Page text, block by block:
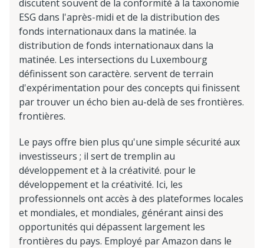
discutent souvent de la conformité à la taxonomie
ESG dans l'après-midi et de la distribution des
fonds internationaux dans la matinée. la
distribution de fonds internationaux dans la
matinée. Les intersections du Luxembourg
définissent son caractère. servent de terrain
d'expérimentation pour des concepts qui finissent
par trouver un écho bien au-delà de ses frontières.
frontières.
Le pays offre bien plus qu'une simple sécurité aux
investisseurs ; il sert de tremplin au
développement et à la créativité. pour le
développement et la créativité. Ici, les
professionnels ont accès à des plateformes locales
et mondiales, et mondiales, générant ainsi des
opportunités qui dépassent largement les
frontières du pays. Employé par Amazon dans le